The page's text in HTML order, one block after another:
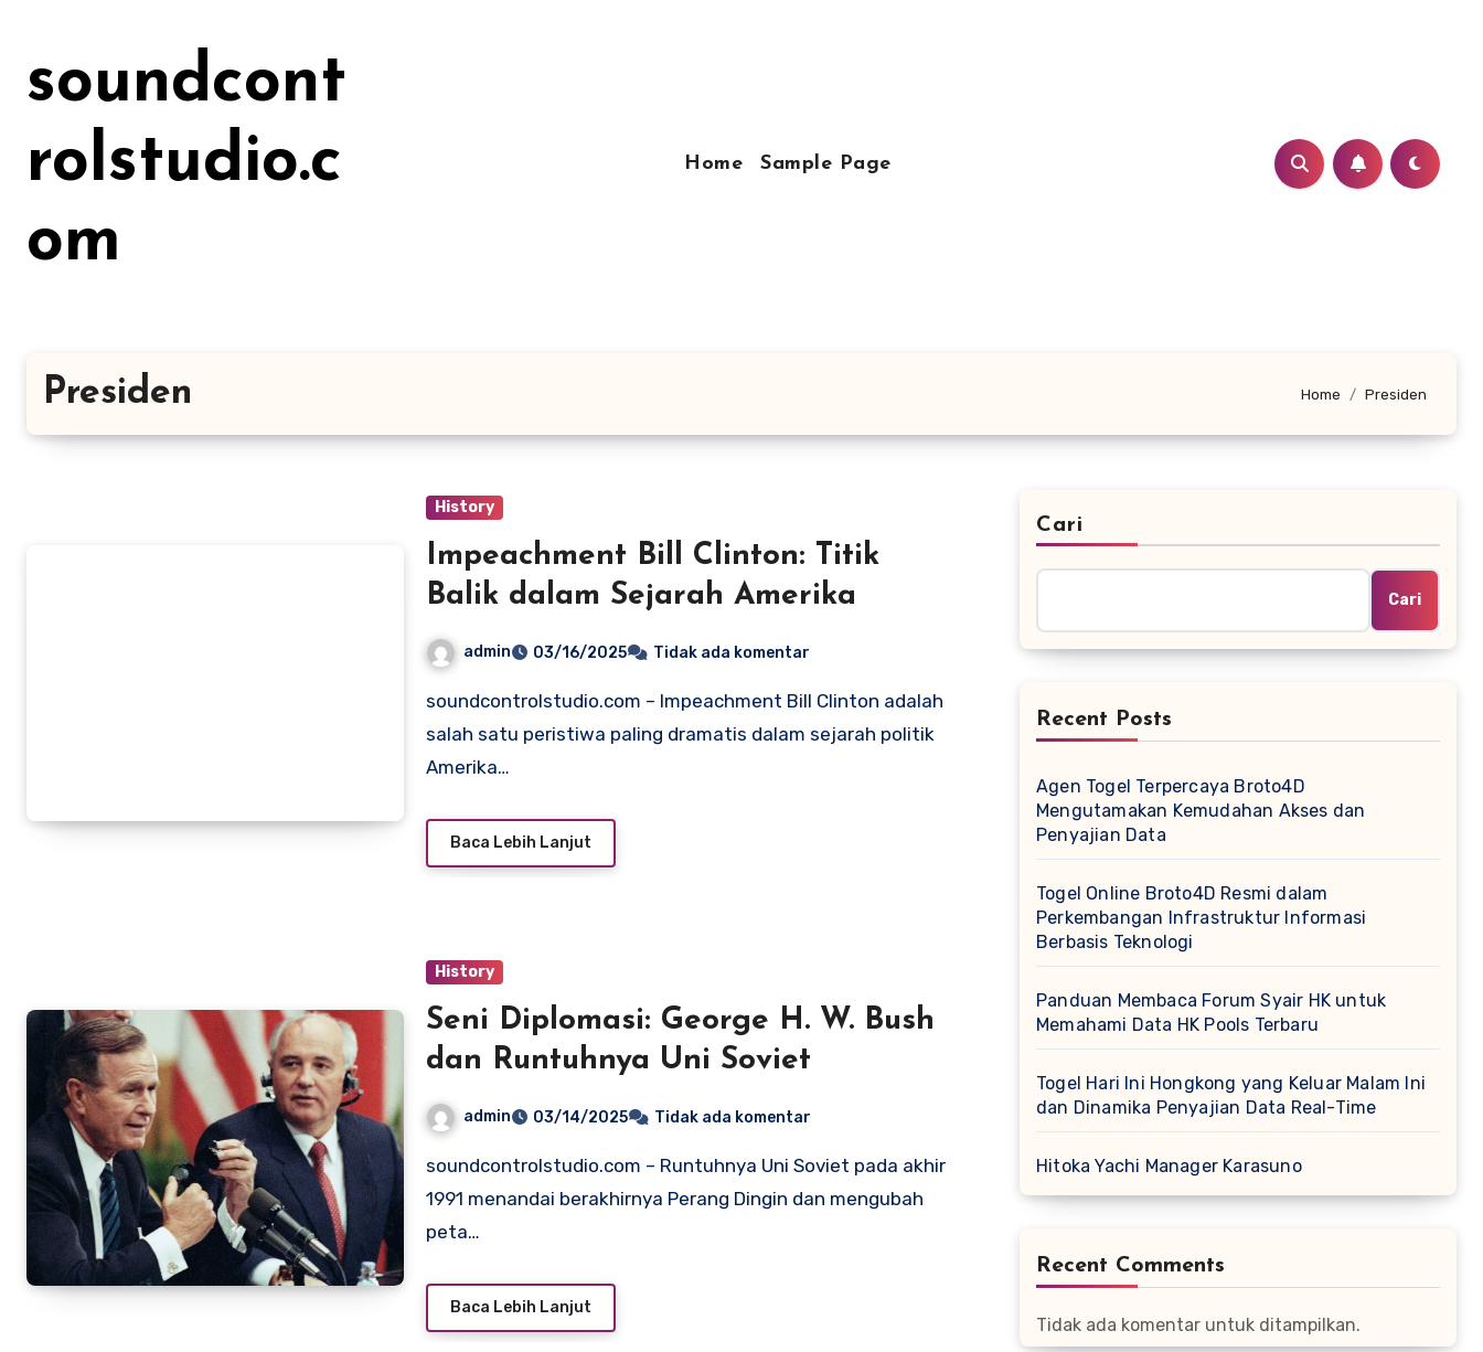
kontensoundcont
rolstudio.c
om
Home Sample Page
Presiden Home Presiden
History
Impeachment Bill Clinton: Titik
Balik dalam Sejarah Amerika
admin 03/16/2025 Tidak ada komentar
soundcontrolstudio.com – Impeachment Bill Clinton adalah
salah satu peristiwa paling dramatis dalam sejarah politik
Amerika…
Baca Lebih Lanjut
History
Seni Diplomasi: George H. W. Bush
dan Runtuhnya Uni Soviet
admin 03/14/2025 Tidak ada komentar
soundcontrolstudio.com – Runtuhnya Uni Soviet pada akhir
1991 menandai berakhirnya Perang Dingin dan mengubah
peta…
Baca Lebih Lanjut
Cari
Cari
Recent Posts
Agen Togel Terpercaya Broto4D
Mengutamakan Kemudahan Akses dan
Penyajian Data
Togel Online Broto4D Resmi dalam
Perkembangan Infrastruktur Informasi
Berbasis Teknologi
Panduan Membaca Forum Syair HK untuk
Memahami Data HK Pools Terbaru
Togel Hari Ini Hongkong yang Keluar Malam Ini
dan Dinamika Penyajian Data Real-Time
Hitoka Yachi Manager Karasuno
Recent Comments
Tidak ada komentar untuk ditampilkan.